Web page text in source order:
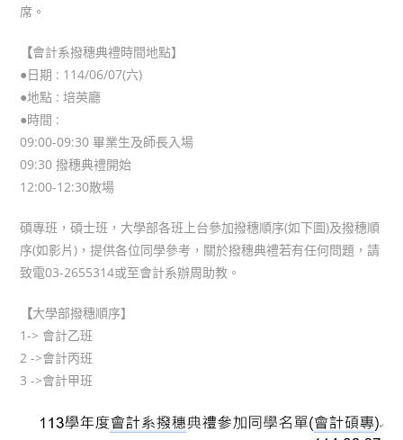
席。
【會計系撥穗典禮時間地點】
●日期 : 114/06/07(六)
●地點 : 培英廳
●時間 :
09:00-09:30 畢業生及師長入場
09:30 撥穗典禮開始
12:00-12:30散場
碩專班，碩士班，大學部各班上台參加撥穗順序(如下圖)及撥穗順
序(如影片)，提供各位同學參考，關於撥穗典禮若有任何問題，請
致電03-2655314或至會計系辦周助教。
【大學部撥穗順序】
1-> 會計乙班
2 ->會計丙班
3 ->會計甲班